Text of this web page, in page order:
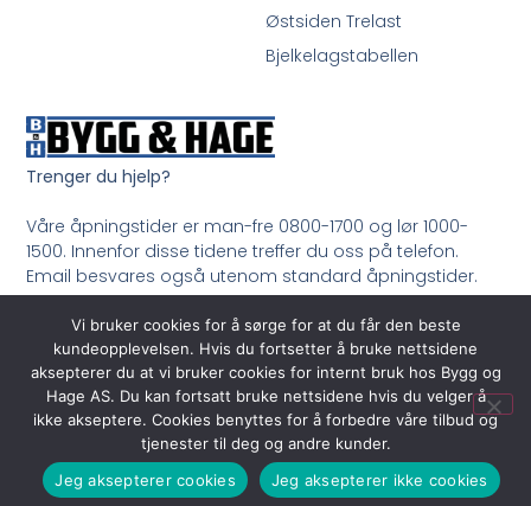
Trenger du hjelp?
Våre åpningstider er man-fre 0800-1700 og lør 1000-
1500. Innenfor disse tidene treffer du oss på telefon.
Email besvares også utenom standard åpningstider.
Ring oss på 33 99 35 50
Østsiden Trelast
Bjelkelagstabellen
© 2026 All Rights Reserved.
Vi bruker cookies for å sørge for at du får den beste
kundeopplevelsen. Hvis du fortsetter å bruke nettsidene
aksepterer du at vi bruker cookies for internt bruk hos Bygg og
Hage AS. Du kan fortsatt bruke nettsidene hvis du velger å
ikke akseptere. Cookies benyttes for å forbedre våre tilbud og
tjenester til deg og andre kunder.
Jeg aksepterer cookies
Jeg aksepterer ikke cookies